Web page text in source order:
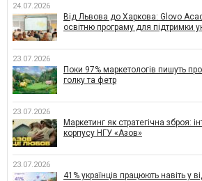
24.07.2026
Від Львова до Харкова: Glovo
освітню програму для підтримки
23.07.2026
Поки 97% маркетологів пишуть
голку та фетр
23.07.2026
Маркетинг як стратегічна зброя:
корпусу НГУ «Азов»
23.07.2026
41% українців працюють навіть у